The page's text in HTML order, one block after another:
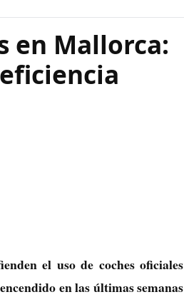
en Mallorca:
el uso de coches oficiales
en las últimas semanas